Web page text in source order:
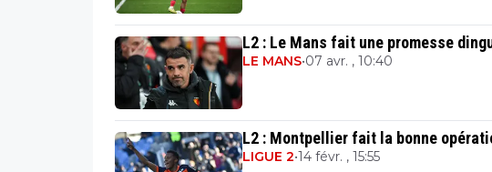
L2 : Le Mans fait une promesse
LE MANS•07 avr. , 10:40
L2 : Montpellier fait la bonne
LIGUE 2•14 févr. , 15:55